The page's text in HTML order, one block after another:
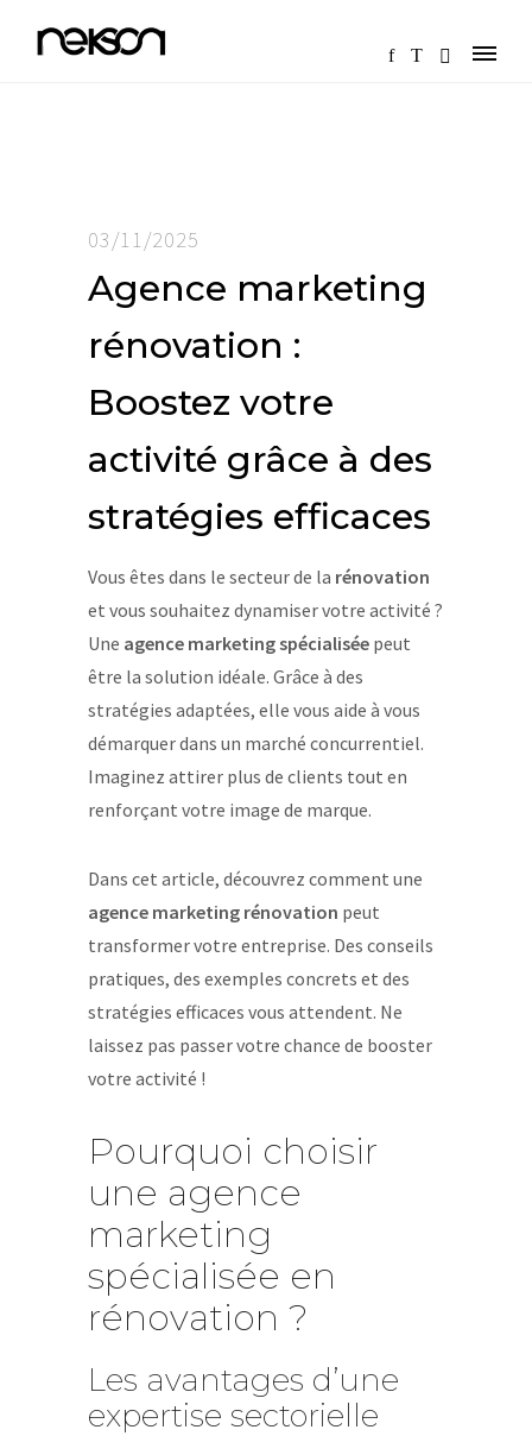
03/11/2025
Agence marketing
rénovation :
Boostez votre
activité grâce à des
stratégies efficaces
Vous êtes dans le secteur de la rénovation
et vous souhaitez dynamiser votre activité ?
Une agence marketing spécialisée peut
être la solution idéale. Grâce à des
stratégies adaptées, elle vous aide à vous
démarquer dans un marché concurrentiel.
Imaginez attirer plus de clients tout en
renforçant votre image de marque.
Dans cet article, découvrez comment une
agence marketing rénovation peut
transformer votre entreprise. Des conseils
pratiques, des exemples concrets et des
stratégies efficaces vous attendent. Ne
laissez pas passer votre chance de booster
votre activité !
Pourquoi choisir
une agence
marketing
spécialisée en
rénovation ?
Les avantages d’une
expertise sectorielle